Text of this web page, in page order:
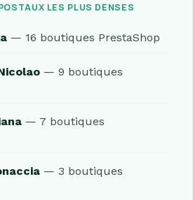
LES PLUS DENSES
— 16 boutiques PrestaShop
— 9 boutiques
— 7 boutiques
— 3 boutiques